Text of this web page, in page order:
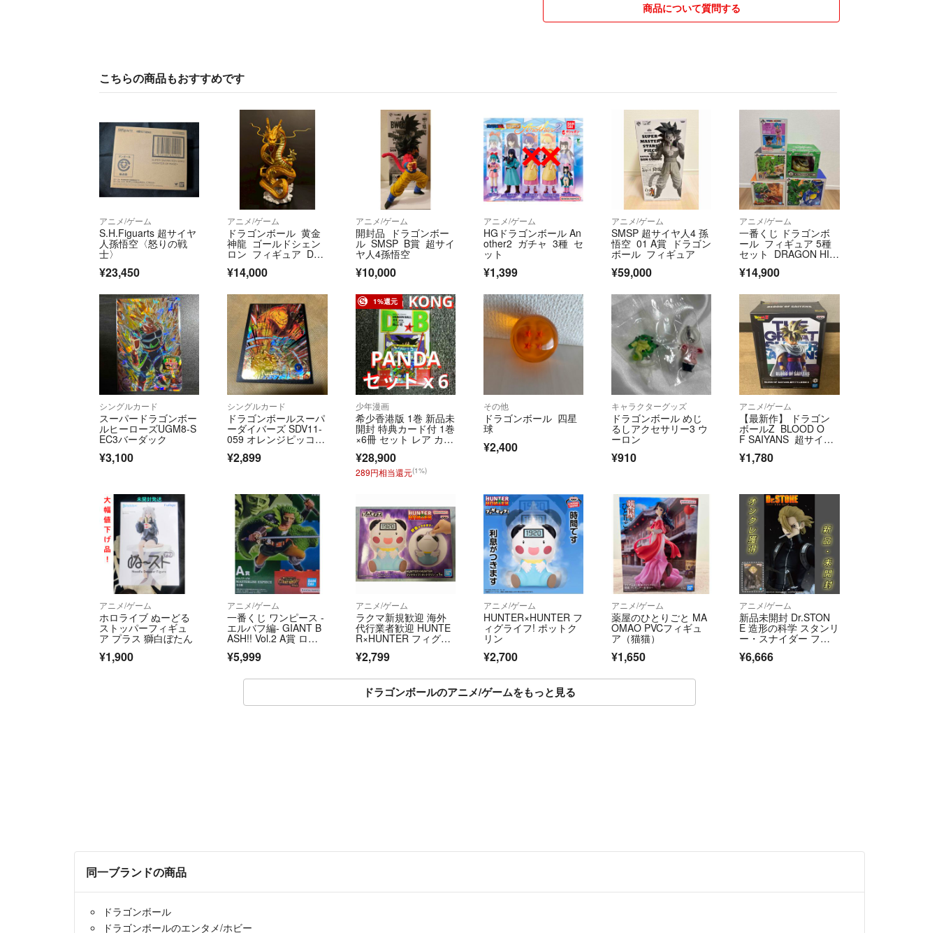
商品について質問する
こちらの商品もおすすめです
アニメ/ゲーム
S.H.Figuarts 超サイヤ
人孫悟空〈怒りの戦
士〉
¥23,450
アニメ/ゲーム
ドラゴンボール 黄金
神龍 ゴールドシェン
ロン フィギュア DRA
¥14,000
アニメ/ゲーム
開封品 ドラゴンボー
ル SMSP B賞 超サイ
ヤ人4孫悟空
¥10,000
アニメ/ゲーム
HGドラゴンボール An
other2 ガチャ 3種 セ
ット
¥1,399
アニメ/ゲーム
SMSP 超サイヤ人4 孫
悟空 01 A賞 ドラゴン
ボール フィギュア
¥59,000
アニメ/ゲーム
一番くじ ドラゴンボ
ール フィギュア 5種
セット DRAGON HIS
ーロン 神龍 セル ベ
¥14,900
シングルカード
スーパードラゴンボー
ルヒーローズUGM8-S
EC3バーダック
¥3,100
シングルカード
ドラゴンボールスーパ
ーダイバーズ SDV11-
059 オレンジピッコ
ロ：SH パラレル
¥2,899
1%還元
少年漫画
希少香港版 1巻 新品未
開封 特典カード付 1巻
×6冊 セット レア カー
¥28,900
289円相当還元(1%)
その他
ドラゴンボール 四星
球
¥2,400
キャラクターグッズ
ドラゴンボール めじ
るしアクセサリー3 ウ
ーロン
¥910
アニメ/ゲーム
【最新作】 ドラゴン
ボールZ BLOOD O
F SAIYANS 超サイヤ
¥1,780
アニメ/ゲーム
ホロライブ ぬーどる
ストッパーフィギュ
ア プラス 獅白ぼたん
¥1,900
アニメ/ゲーム
一番くじ ワンピース -
エルバフ編- GIANT B
ASH!! Vol.2 A賞 ロロ
¥5,999
アニメ/ゲーム
ラクマ新規歓迎 海外
代行業者歓迎 HUNTE
R×HUNTER フィグラ
イフ ポットクリン フ
ィギュア
¥2,799
アニメ/ゲーム
HUNTER×HUNTER フ
ィグライフ! ポットク
リン
¥2,700
アニメ/ゲーム
薬屋のひとりごと MA
OMAO PVCフィギュ
ア（猫猫）
¥1,650
アニメ/ゲーム
新品未開封 Dr.STON
E 造形の科学 スタンリ
ー・スナイダー フィ
ギュア⑦
¥6,666
ドラゴンボールのアニメ/ゲームをもっと見る
同一ブランドの商品
ドラゴンボール
ドラゴンボールのエンタメ/ホビー